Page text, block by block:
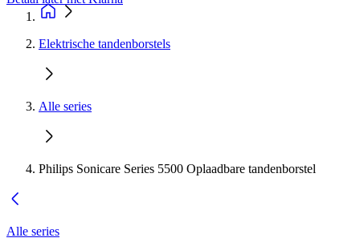
Elektrische tandenborstels
Alle series
Philips Sonicare Series 5500 Oplaadbare tandenborstel
Alle series